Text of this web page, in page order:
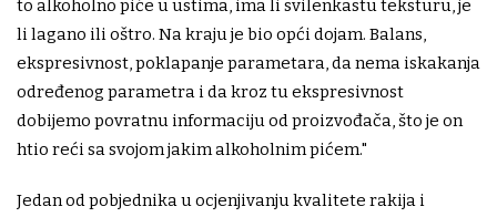
to alkoholno piće u ustima, ima li svilenkastu teksturu, je
li lagano ili oštro. Na kraju je bio opći dojam. Balans,
ekspresivnost, poklapanje parametara, da nema iskakanja
određenog parametra i da kroz tu ekspresivnost
dobijemo povratnu informaciju od proizvođača, što je on
htio reći sa svojom jakim alkoholnim pićem."
Jedan od pobjednika u ocjenjivanju kvalitete rakija i